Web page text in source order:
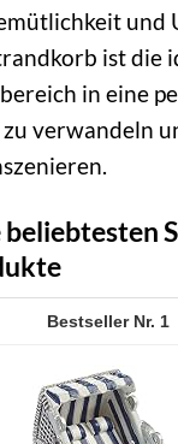
und
ist die
in eine
verwandeln
beliebtesten
1